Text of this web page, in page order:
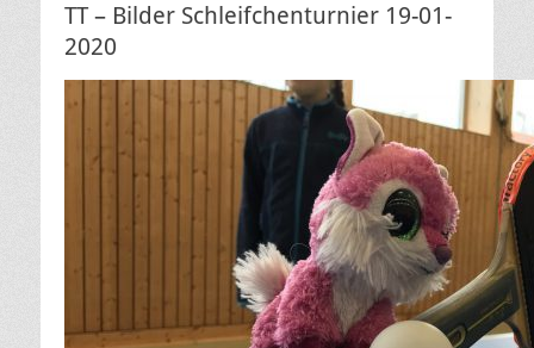
TT – Bilder Schleifchenturnier 19-01-
2020